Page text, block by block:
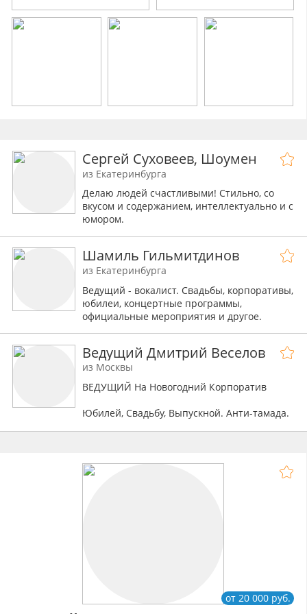
Сергей Суховеев, Шоумен
из Екатеринбурга
Делаю людей счастливыми! Стильно, со
вкусом и содержанием, интеллектуально и с
юмором.
Шамиль Гильмитдинов
из Екатеринбурга
Ведущий - вокалист. Свадьбы, корпоративы,
юбилеи, концертные программы,
официальные мероприятия и другое.
Ведущий Дмитрий Веселов
из Москвы
ВЕДУЩИЙ На Новогодний Корпоратив
Юбилей, Свадьбу, Выпускной. Анти-тамада.
+ ТОП 5 концепций
+Спою ваши любимые песни
от 20 000 руб.